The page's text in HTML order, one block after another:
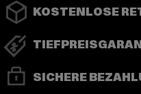
KOSTENLOSE
SICHERE